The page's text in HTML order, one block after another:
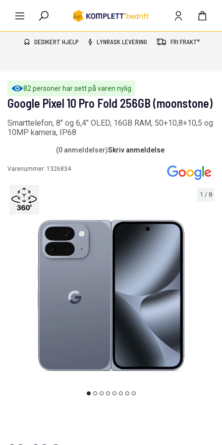
DEDIKERT HJELP LYNRASK LEVERING FRI FRAKT*
82 personer har sett på varen nylig
1 / 8
Google Pixel 10 Pro Fold 256GB (moonstone)
Smarttelefon, 8" og 6,4" OLED, 16GB RAM, 50+10,8+10,5 og
10MP kamera, IP68
(0 anmeldelser)Skriv anmeldelse
Varenummer: 1326834